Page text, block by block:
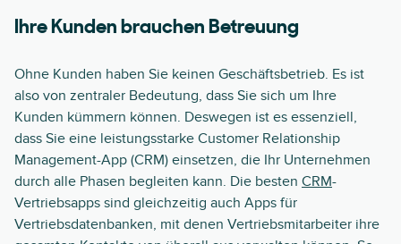
Ihre Kunden brauchen Betreuung
Ohne Kunden haben Sie keinen Geschäftsbetrieb. Es ist
also von zentraler Bedeutung, dass Sie sich um Ihre
Kunden kümmern können. Deswegen ist es essenziell,
dass Sie eine leistungsstarke Customer Relationship
Management-App (CRM) einsetzen, die Ihr Unternehmen
durch alle Phasen begleiten kann. Die besten CRM-
Vertriebsapps sind gleichzeitig auch Apps für
Vertriebsdatenbanken, mit denen Vertriebsmitarbeiter ihre